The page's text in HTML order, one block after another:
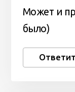
Может и
было)